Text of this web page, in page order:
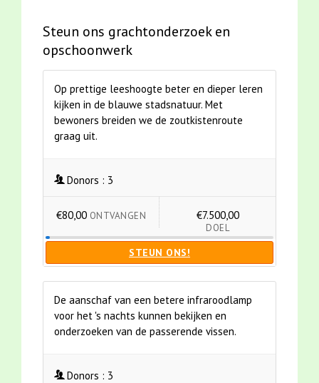
Steun ons grachtonderzoek en
opschoonwerk
Op prettige leeshoogte beter en dieper leren
kijken in de blauwe stadsnatuur. Met
bewoners breiden we de zoutkistenroute
graag uit.
Donors : 3
€80,00 ONTVANGEN €7.500,00
DOEL
STEUN ONS!
De aanschaf van een betere infraroodlamp
voor het 's nachts kunnen bekijken en
onderzoeken van de passerende vissen.
Donors : 3